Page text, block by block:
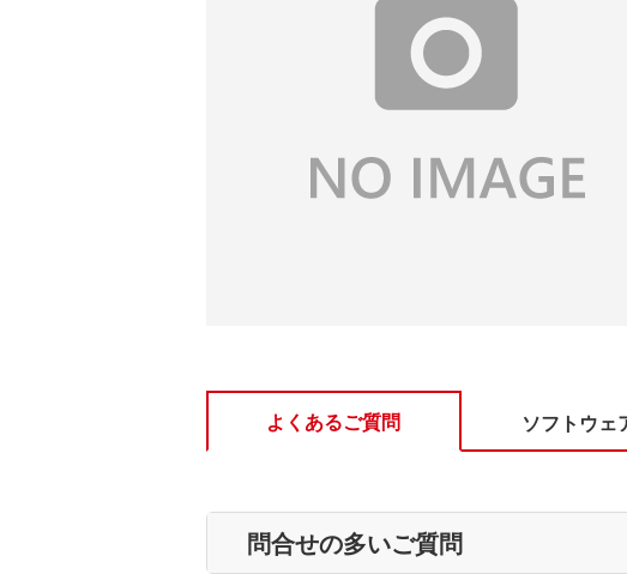
よくあるご質問 ソフトウェ
問合せの多いご質問